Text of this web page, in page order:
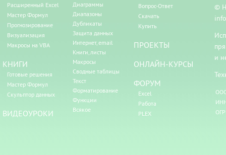
Расширенный Excel
Мастер Формул
Прогнозирование
Визуализация
Макросы на VBA
КНИГИ
Готовые решения
Мастер Формул
Скульптор данных
ВИДЕОУРОКИ
Диаграммы
Диапазоны
Дубликаты
Защита данных
Интернет, email
Книги, листы
Макросы
Сводные таблицы
Текст
Форматирование
Функции
Всякое
Вопрос-Ответ
Скачать
Купить
ПРОЕКТЫ
ОНЛАЙН-КУРСЫ
ФОРУМ
Excel
Работа
PLEX
©
и